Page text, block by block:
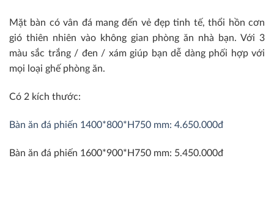
Mặt bàn có vân đá mang đến vẻ đẹp tinh tế, thổi hồn cơn
gió thiên nhiên vào không gian phòng ăn nhà bạn. Với 3
màu sắc trắng / đen / xám giúp bạn dễ dàng phối hợp với
mọi loại ghế phòng ăn.
Có 2 kích thước:
Bàn ăn đá phiến 1400*800*H750 mm: 4.650.000đ
Bàn ăn đá phiến 1600*900*H750 mm: 5.450.000đ